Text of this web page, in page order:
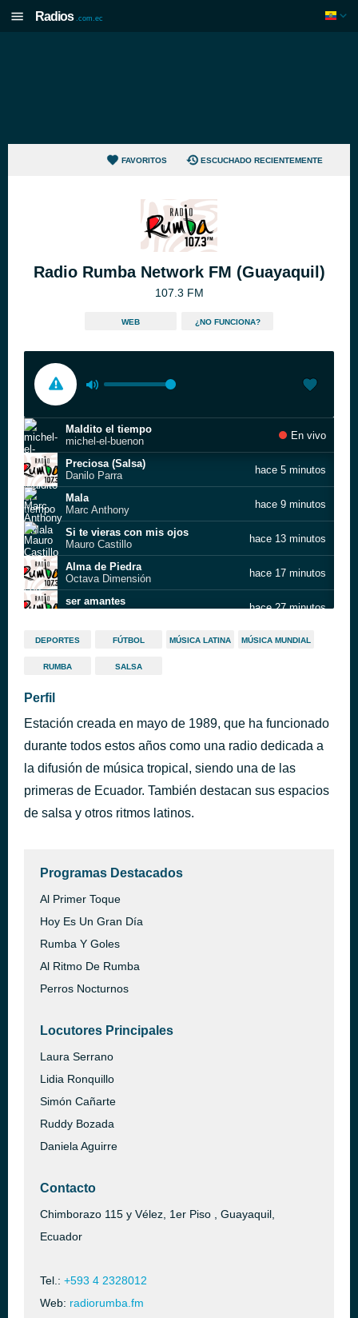
Radios .com.ec
FAVORITOS ESCUCHADO RECIENTEMENTE
Radio Rumba Network FM (Guayaquil)
107.3 FM
WEB ¿NO FUNCIONA?
Maldito el tiempo
michel-el-buenon
En vivo
Preciosa (Salsa)
Danilo Parra
hace 5 minutos
Mala
Marc Anthony
hace 9 minutos
Si te vieras con mis ojos
Mauro Castillo
hace 13 minutos
Alma de Piedra
Octava Dimensión
hace 17 minutos
ser amantes
hace 27 minutos
Tu Eres La Unica
hace 32 minutos
A Puro Dolor
Yahaira Plasencia
Esposa
Tony Vega
hace 44 minutos
DEPORTES FÚTBOL MÚSICA LATINA MÚSICA MUNDIAL
RUMBA SALSA
Perfil
Estación creada en mayo de 1989, que ha funcionado
durante todos estos años como una radio dedicada a
la difusión de música tropical, siendo una de las
primeras de Ecuador. También destacan sus espacios
de salsa y otros ritmos latinos.
Programas Destacados
Al Primer Toque
Hoy Es Un Gran Día
Rumba Y Goles
Al Ritmo De Rumba
Perros Nocturnos
Locutores Principales
Laura Serrano
Lidia Ronquillo
Simón Cañarte
Ruddy Bozada
Daniela Aguirre
Contacto
Chimborazo 115 y Vélez, 1er Piso , Guayaquil,
Ecuador
Tel.: +593 4 2328012
Web: radiorumba.fm